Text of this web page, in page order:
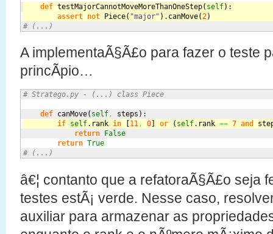
def testMajorCannotMoveMoreThanOneStep( self) :
assert not Piece( "major" ) . canMove( 2)
# (...)
A implementaÃ§Ã£o para fazer o teste
princÃ­pio…
# Stratego.py - (...) class Piece
def canMove( self, steps )
if self. rank in 11, 0 or ( self. rank == 7 and
return
False
return True
# (...)
â€¦ contanto que a refatoraÃ§Ã£o seja
testes estÃ¡ verde. Nesse caso,
auxiliar para armazenar as